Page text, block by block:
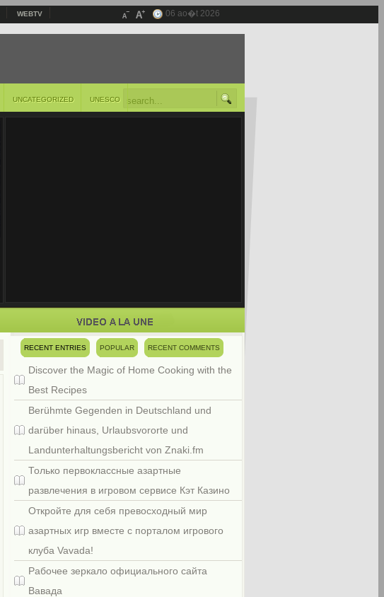
WEBTV 06 ao�t 2026
UNCATEGORIZED UNESCO
RECENT ENTRIES POPULAR RECENT COMMENTS
Discover the Magic of Home Cooking with the
Best Recipes
Berühmte Gegenden in Deutschland und
darüber hinaus, Urlaubsvororte und
Landunterhaltungsbericht von Znaki.fm
Только первоклассные азартные
развлечения в игровом сервисе Кэт Казино
Откройте для себя превосходный мир
азартных игр вместе с порталом игрового
клуба Vavada!
Рабочее зеркало официального сайта
Вавада